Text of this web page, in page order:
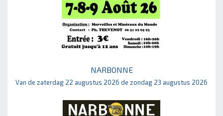
NARBONNE
Van de zaterdag 22 augustus 2026 de zondag 23 augustus 2026